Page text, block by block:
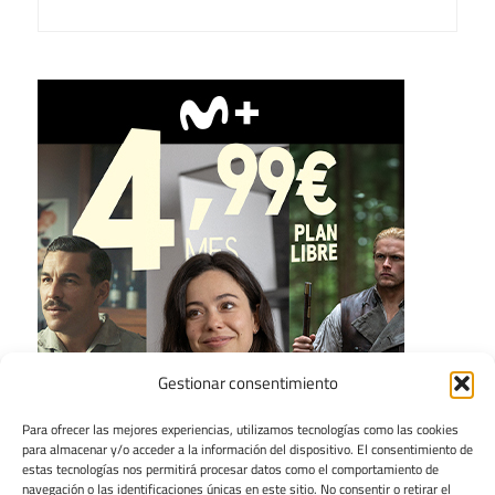
Gestionar consentimiento
Para ofrecer las mejores experiencias, utilizamos tecnologías como las cookies
para almacenar y/o acceder a la información del dispositivo. El consentimiento de
estas tecnologías nos permitirá procesar datos como el comportamiento de
navegación o las identificaciones únicas en este sitio. No consentir o retirar el